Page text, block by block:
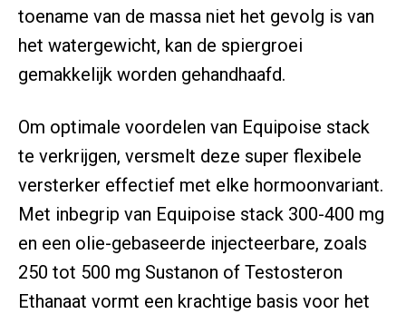
toename van de massa niet het gevolg is van
het watergewicht, kan de spiergroei
gemakkelijk worden gehandhaafd.
Om optimale voordelen van Equipoise stack
te verkrijgen, versmelt deze super flexibele
versterker effectief met elke hormoonvariant.
Met inbegrip van Equipoise stack 300-400 mg
en een olie-gebaseerde injecteerbare, zoals
250 tot 500 mg Sustanon of Testosteron
Ethanaat vormt een krachtige basis voor het